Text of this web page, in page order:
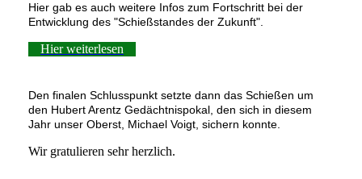
Hier gab es auch weitere Infos zum Fortschritt bei der
Entwicklung des "Schießstandes der Zukunft".
Hier weiterlesen
Den finalen Schlusspunkt setzte dann das Schießen um
den Hubert Arentz Gedächtnispokal, den sich in diesem
Jahr unser Oberst, Michael Voigt, sichern konnte.
Wir gratulieren sehr herzlich.